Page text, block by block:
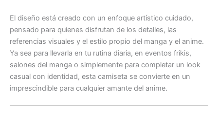
El diseño está creado con un enfoque artístico cuidado,
pensado para quienes disfrutan de los detalles, las
referencias visuales y el estilo propio del manga y el anime.
Ya sea para llevarla en tu rutina diaria, en eventos frikis,
salones del manga o simplemente para completar un look
casual con identidad, esta camiseta se convierte en un
imprescindible para cualquier amante del anime.